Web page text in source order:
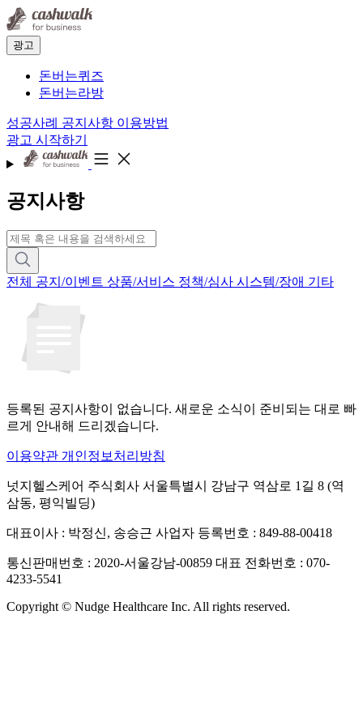
광고
돈버는퀴즈
돈버는라방
성공사례 공지사항 이용방법
광고 시작하기
공지사항
전체 공지/이벤트 상품/서비스 정책/심사 시스템/장애 기타
등록된 공지사항이 없습니다. 새로운 소식이 준비되는 대로 빠
르게 안내해 드리겠습니다.
이용약관 개인정보처리방침
넛지헬스케어 주식회사 서울특별시 강남구 역삼로 1길 8 (역
삼동, 평익빌딩)
대표이사 : 박정신, 송승근 사업자 등록번호 : 849-88-00418
통신판매번호 : 2020-서울강남-00859 대표 전화번호 : 070-
4233-5541
Copyright © Nudge Healthcare Inc. All rights reserved.